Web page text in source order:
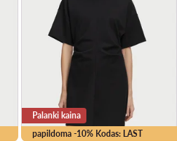
papildoma -10% Kodas: LAST
Palanki kaina